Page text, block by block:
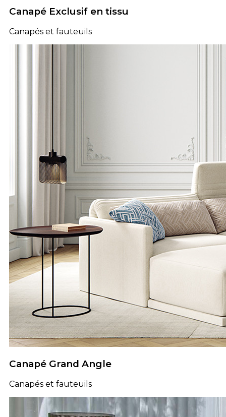
Canapé Exclusif en tissu
Canapés et fauteuils
Canapé Grand Angle
Canapés et fauteuils